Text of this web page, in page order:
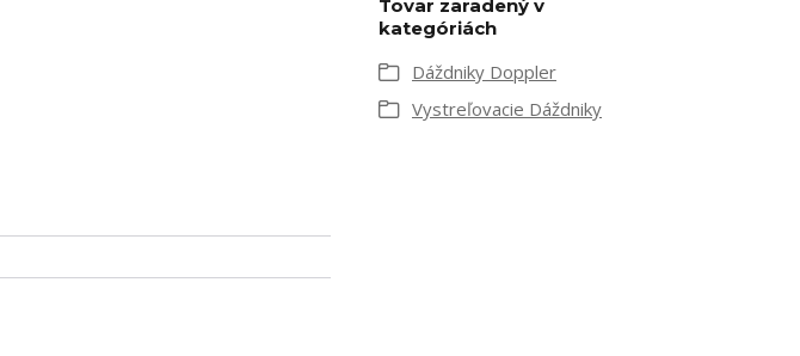
Tovar zaradený v
kategóriách
Dáždniky Doppler
Vystreľovacie Dáždniky